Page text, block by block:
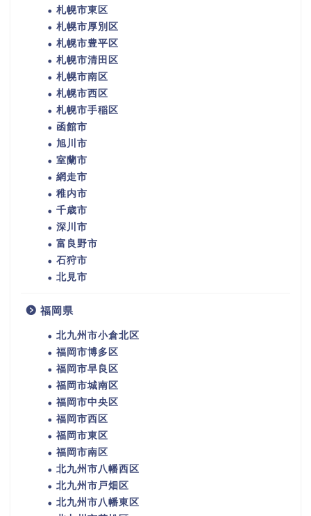
札幌市東区
札幌市厚別区
札幌市豊平区
札幌市清田区
札幌市南区
札幌市西区
札幌市手稲区
函館市
旭川市
室蘭市
網走市
稚内市
千歳市
深川市
富良野市
石狩市
北見市
福岡県
北九州市小倉北区
福岡市博多区
福岡市早良区
福岡市城南区
福岡市中央区
福岡市西区
福岡市東区
福岡市南区
北九州市八幡西区
北九州市戸畑区
北九州市八幡東区